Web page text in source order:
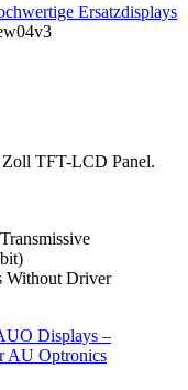
Ersatzdisplays
TFT-LCD Panel.
Without Driver
Displays –
AU Optronics